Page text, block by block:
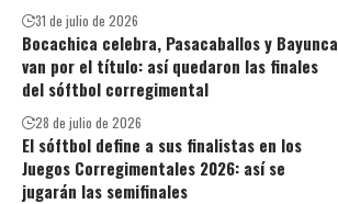
31 de julio de 2026
Bocachica celebra, Pasacaballos y Bayunca
van por el título: así quedaron las finales
del sóftbol corregimental
28 de julio de 2026
El sóftbol define a sus finalistas en los
Juegos Corregimentales 2026: así se
jugarán las semifinales